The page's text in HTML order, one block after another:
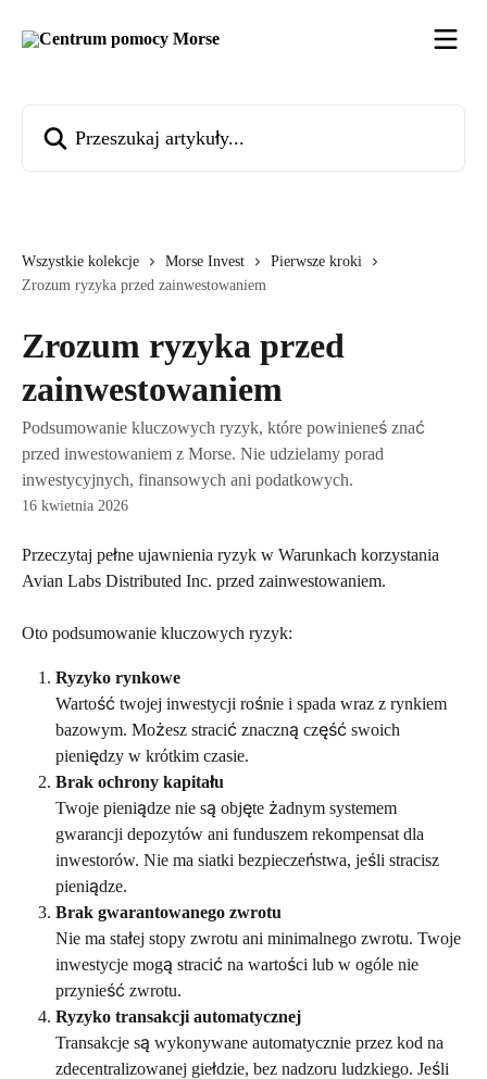
Wszystkie kolekcje Morse Invest
Pierwsze kroki
Zrozum ryzyka przed zainwestowaniem
Zrozum ryzyka przed
zainwestowaniem
Podsumowanie kluczowych ryzyk, które powinieneś znać
przed inwestowaniem z Morse. Nie udzielamy porad
inwestycyjnych, finansowych ani podatkowych.
16 kwietnia 2026
Przeczytaj pełne ujawnienia ryzyk w Warunkach korzystania
Avian Labs Distributed Inc. przed zainwestowaniem.
Oto podsumowanie kluczowych ryzyk:
Ryzyko rynkowe
Wartość twojej inwestycji rośnie i spada wraz z rynkiem
bazowym. Możesz stracić znaczną część swoich
pieniędzy w krótkim czasie.
Brak ochrony kapitału
Twoje pieniądze nie są objęte żadnym systemem
gwarancji depozytów ani funduszem rekompensat dla
inwestorów. Nie ma siatki bezpieczeństwa, jeśli stracisz
pieniądze.
Brak gwarantowanego zwrotu
Nie ma stałej stopy zwrotu ani minimalnego zwrotu. Twoje
inwestycje mogą stracić na wartości lub w ogóle nie
przynieść zwrotu.
Ryzyko transakcji automatycznej
Transakcje są wykonywane automatycznie przez kod na
zdecentralizowanej giełdzie, bez nadzoru ludzkiego. Jeśli